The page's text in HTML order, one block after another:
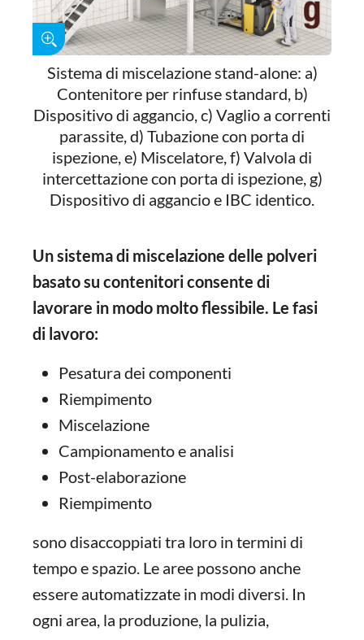
Sistema di miscelazione stand-alone: a)
Contenitore per rinfuse standard, b)
Dispositivo di aggancio, c) Vaglio a correnti
parassite, d) Tubazione con porta di
ispezione, e) Miscelatore, f) Valvola di
intercettazione con porta di ispezione, g)
Dispositivo di aggancio e IBC identico.
Un sistema di miscelazione delle polveri
basato su contenitori consente di
lavorare in modo molto flessibile. Le fasi
di lavoro:
Pesatura dei componenti
Riempimento
Miscelazione
Campionamento e analisi
Post-elaborazione
Riempimento
sono disaccoppiati tra loro in termini di
tempo e spazio. Le aree possono anche
essere automatizzate in modi diversi. In
ogni area, la produzione, la pulizia,